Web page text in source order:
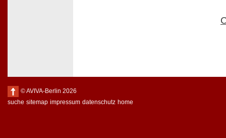
© AVIVA-Berlin 2026
suche sitemap impressum datenschutz home